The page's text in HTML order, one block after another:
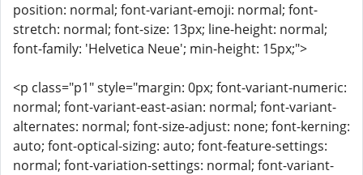
position: normal; font-variant-emoji: normal; font-
stretch: normal; font-size: 13px; line-height: normal;
font-family: 'Helvetica Neue'; min-height: 15px;">
<p class="p1" style="margin: 0px; font-variant-numeric:
normal; font-variant-east-asian: normal; font-variant-
alternates: normal; font-size-adjust: none; font-kerning:
auto; font-optical-sizing: auto; font-feature-settings:
normal; font-variation-settings: normal; font-variant-